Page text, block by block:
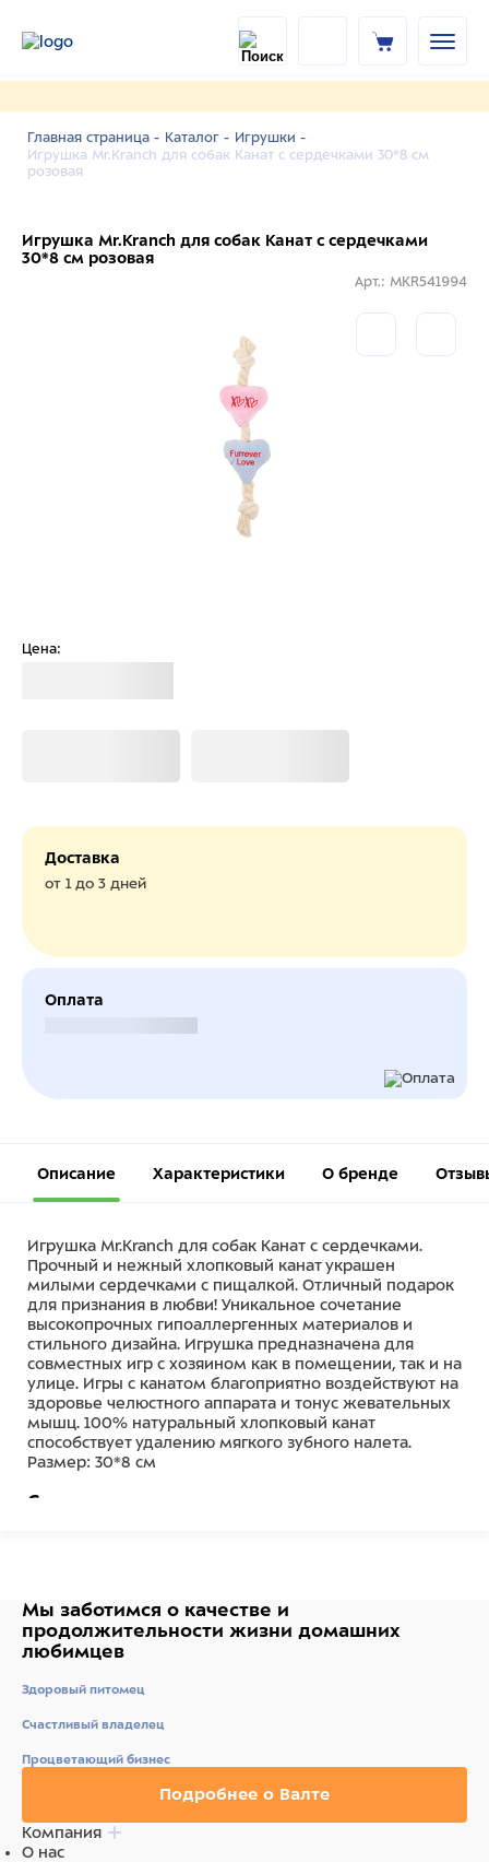
Главная страница - Каталог - Игрушки -
Игрушка Mr.Kranch для собак Канат с сердечками 30*8 см
розовая
Игрушка Mr.Kranch для собак Канат с сердечками
30*8 см розовая
Арт.: MKR541994
Цена:
Доставка
от 1 до 3 дней
Оплата
Описание Характеристики О бренде
Игрушка Mr.Kranch для собак Канат с сердечками.
Прочный и нежный хлопковый канат украшен
милыми сердечками с пищалкой. Отличный подарок
для признания в любви! Уникальное сочетание
высокопрочных гипоаллергенных материалов и
стильного дизайна. Игрушка предназначена для
совместных игр с хозяином как в помещении, так и на
улице. Игры с канатом благоприятно воздействуют на
здоровье челюстного аппарата и тонус жевательных
мышц. 100% натуральный хлопковый канат
способствует удалению мягкого зубного налета.
Размер: 30*8 см
Состав
Мы заботимся о качестве и
продолжительности жизни домашних
любимцев
Здоровый питомец
Счастливый владелец
Процветающий бизнес
Подробнее о Валте
Компания
О нас